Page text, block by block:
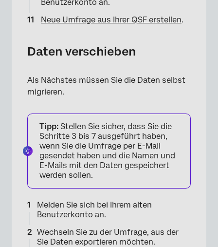
×
×
Benutzerkonto an.
Neue Umfrage aus Ihrer QSF erstellen.
Daten verschieben
Als Nächstes müssen Sie die Daten selbst
migrieren.
Tipp: Stellen Sie sicher, dass Sie die
Schritte 3 bis 7 ausgeführt haben,
wenn Sie die Umfrage per E-Mail
gesendet haben und die Namen und
E-Mails mit den Daten gespeichert
werden sollen.
Melden Sie sich bei Ihrem alten
Benutzerkonto an.
Wechseln Sie zu der Umfrage, aus der
Sie Daten exportieren möchten.